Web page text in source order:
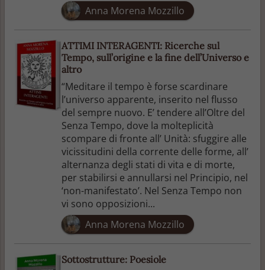
Anna Morena Mozzillo
ATTIMI INTERAGENTI: Ricerche sul
Tempo, sull’origine e la fine dell’Universo e
altro
“Meditare il tempo è forse scardinare
l’universo apparente, inserito nel flusso
del sempre nuovo. E’ tendere all’Oltre del
Senza Tempo, dove la molteplicità
scompare di fronte all’ Unità: sfuggire alle
vicissitudini della corrente delle forme, all’
alternanza degli stati di vita e di morte,
per stabilirsi e annullarsi nel Principio, nel
‘non-manifestato’. Nel Senza Tempo non
vi sono opposizioni...
Anna Morena Mozzillo
Sottostrutture: Poesiole